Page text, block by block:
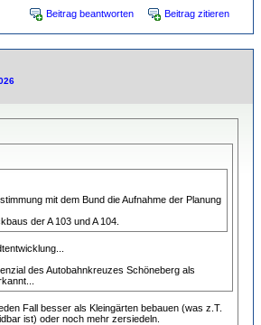
Beitrag beantworten Beitrag zitieren
mit dem Bund die Aufnahme der Planung
der A 103 und A 104.
des Autobahnkreuzes Schöneberg als
Fall besser als Kleingärten bebauen (was z.T.
ist) oder noch mehr zersiedeln.